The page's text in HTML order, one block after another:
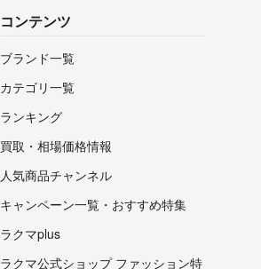
コンテンツ
ブランド一覧
カテゴリ一覧
ランキング
買取・相場価格情報
人気商品チャンネル
キャンペーン一覧・おすすめ特集
ラクマplus
ラクマ公式ショップ ファッション特